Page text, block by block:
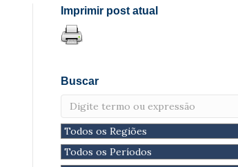
Imprimir post atual
Buscar